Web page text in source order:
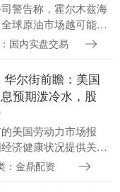
警告称，霍尔木兹海
球原油市场越可能逼
埃克森美孚、雪佛龙
国内实盘交易
尔街前瞻：美国
预期泼冷水，股
美国劳动力市场报
济健康状况提供关键
投资者对 “美联储即
：金鼎配资